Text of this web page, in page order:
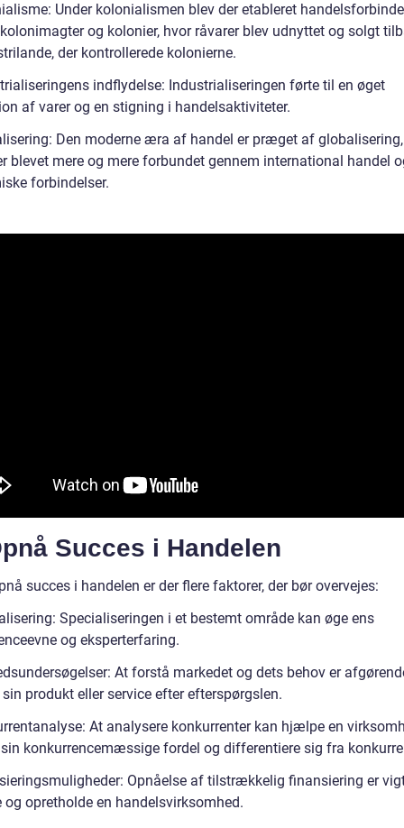
Under kolonialismen blev der etableret
og kolonier, hvor råvarer blev udnyttet og solgt
der kontrollerede kolonierne.
indflydelse: Industrialiseringen førte til en øget
af varer og en stigning i handelsaktiviteter.
Den moderne æra af handel er præget af
blevet mere og mere forbundet gennem international handel
forbindelser.
Succes i Handelen
succes i handelen er der flere faktorer, der bør overvejes:
Specialiseringen i et bestemt område kan øge ens
og eksperterfaring.
At forstå markedet og dets behov er
produkt eller service efter efterspørgslen.
At analysere konkurrenter kan hjælpe en
konkurrencemæssige fordel og differentiere sig fra
Opnåelse af tilstrækkelig finansiering er
og opretholde en handelsvirksomhed.